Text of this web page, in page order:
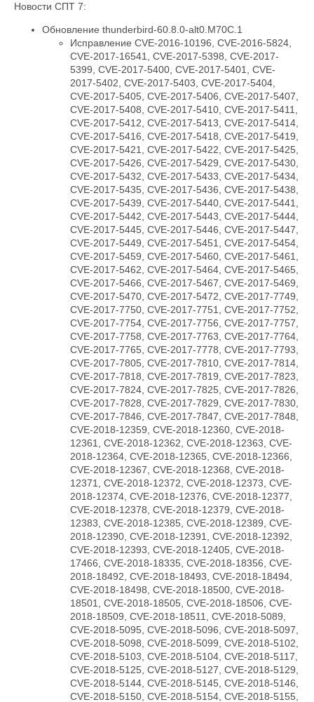
Новости СПТ 7:
Обновление thunderbird-60.8.0-alt0.M70C.1
Исправление CVE-2016-10196, CVE-2016-5824,
CVE-2017-16541, CVE-2017-5398, CVE-2017-
5399, CVE-2017-5400, CVE-2017-5401, CVE-
2017-5402, CVE-2017-5403, CVE-2017-5404,
CVE-2017-5405, CVE-2017-5406, CVE-2017-5407,
CVE-2017-5408, CVE-2017-5410, CVE-2017-5411,
CVE-2017-5412, CVE-2017-5413, CVE-2017-5414,
CVE-2017-5416, CVE-2017-5418, CVE-2017-5419,
CVE-2017-5421, CVE-2017-5422, CVE-2017-5425,
CVE-2017-5426, CVE-2017-5429, CVE-2017-5430,
CVE-2017-5432, CVE-2017-5433, CVE-2017-5434,
CVE-2017-5435, CVE-2017-5436, CVE-2017-5438,
CVE-2017-5439, CVE-2017-5440, CVE-2017-5441,
CVE-2017-5442, CVE-2017-5443, CVE-2017-5444,
CVE-2017-5445, CVE-2017-5446, CVE-2017-5447,
CVE-2017-5449, CVE-2017-5451, CVE-2017-5454,
CVE-2017-5459, CVE-2017-5460, CVE-2017-5461,
CVE-2017-5462, CVE-2017-5464, CVE-2017-5465,
CVE-2017-5466, CVE-2017-5467, CVE-2017-5469,
CVE-2017-5470, CVE-2017-5472, CVE-2017-7749,
CVE-2017-7750, CVE-2017-7751, CVE-2017-7752,
CVE-2017-7754, CVE-2017-7756, CVE-2017-7757,
CVE-2017-7758, CVE-2017-7763, CVE-2017-7764,
CVE-2017-7765, CVE-2017-7778, CVE-2017-7793,
CVE-2017-7805, CVE-2017-7810, CVE-2017-7814,
CVE-2017-7818, CVE-2017-7819, CVE-2017-7823,
CVE-2017-7824, CVE-2017-7825, CVE-2017-7826,
CVE-2017-7828, CVE-2017-7829, CVE-2017-7830,
CVE-2017-7846, CVE-2017-7847, CVE-2017-7848,
CVE-2018-12359, CVE-2018-12360, CVE-2018-
12361, CVE-2018-12362, CVE-2018-12363, CVE-
2018-12364, CVE-2018-12365, CVE-2018-12366,
CVE-2018-12367, CVE-2018-12368, CVE-2018-
12371, CVE-2018-12372, CVE-2018-12373, CVE-
2018-12374, CVE-2018-12376, CVE-2018-12377,
CVE-2018-12378, CVE-2018-12379, CVE-2018-
12383, CVE-2018-12385, CVE-2018-12389, CVE-
2018-12390, CVE-2018-12391, CVE-2018-12392,
CVE-2018-12393, CVE-2018-12405, CVE-2018-
17466, CVE-2018-18335, CVE-2018-18356, CVE-
2018-18492, CVE-2018-18493, CVE-2018-18494,
CVE-2018-18498, CVE-2018-18500, CVE-2018-
18501, CVE-2018-18505, CVE-2018-18506, CVE-
2018-18509, CVE-2018-18511, CVE-2018-5089,
CVE-2018-5095, CVE-2018-5096, CVE-2018-5097,
CVE-2018-5098, CVE-2018-5099, CVE-2018-5102,
CVE-2018-5103, CVE-2018-5104, CVE-2018-5117,
CVE-2018-5125, CVE-2018-5127, CVE-2018-5129,
CVE-2018-5144, CVE-2018-5145, CVE-2018-5146,
CVE-2018-5150, CVE-2018-5154, CVE-2018-5155,